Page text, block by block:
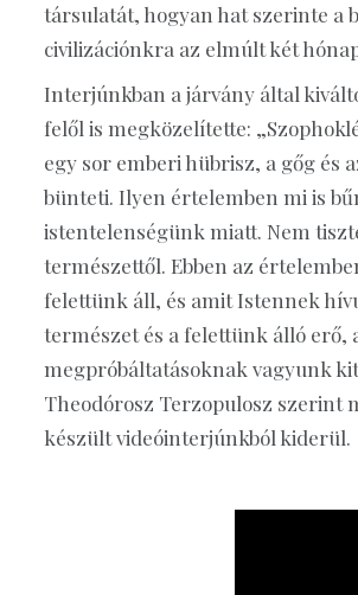
társulatát, hogyan hat szerinte a
civilizációnkra az elmúlt két
Interjúnkban a járvány által
felől is megközelítette:
egy sor emberi hübrisz, a gőg és
bünteti. Ilyen értelemben mi is
istentelenségünk miatt. Nem
természettől. Ebben az
felettünk áll, és amit Istennek
természet és a felettünk álló erő,
megpróbáltatásoknak vagyunk
Theodórosz Terzopulosz szerint
készült videóinterjúnkból kiderül.